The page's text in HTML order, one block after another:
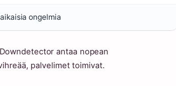
ongelmia
antaa nopean
palvelimet toimivat.